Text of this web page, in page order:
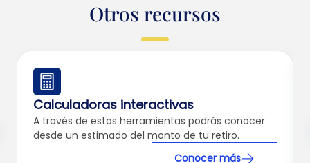
Otros recursos
Calculadoras interactivas
A través de estas herramientas podrás conocer
desde un estimado del monto de tu retiro.
Conocer más